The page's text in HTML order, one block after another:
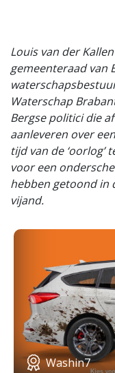
Louis van der
gemeenteraad van
Waterschap
Bergse politici die
aanleveren over
tijd van de
voor een
hebben getoond in
vijand.
Washin7